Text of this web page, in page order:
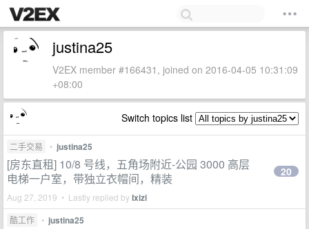
justina25
V2EX member #166431, joined on 2016-04-05 10:31:09
+08:00
Switch topics list
二手交易 • justina25
[房东直租] 10/8 号线，五角场附近-公园 3000 高层
电梯一户室，带独立衣帽间，精装
Aug 27, 2019 • Lastly replied byIxizi
20
酷工作 • justina25